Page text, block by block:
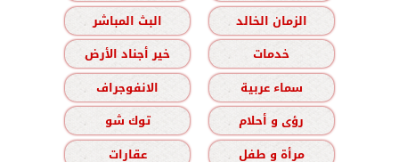
الزمان الخالد
البث المباشر
خدمات
خير أجناد الأرض
سماء عربية
الانفوجراف
رؤى و أحلام
توك شو
مرأة و طفل
عقارات